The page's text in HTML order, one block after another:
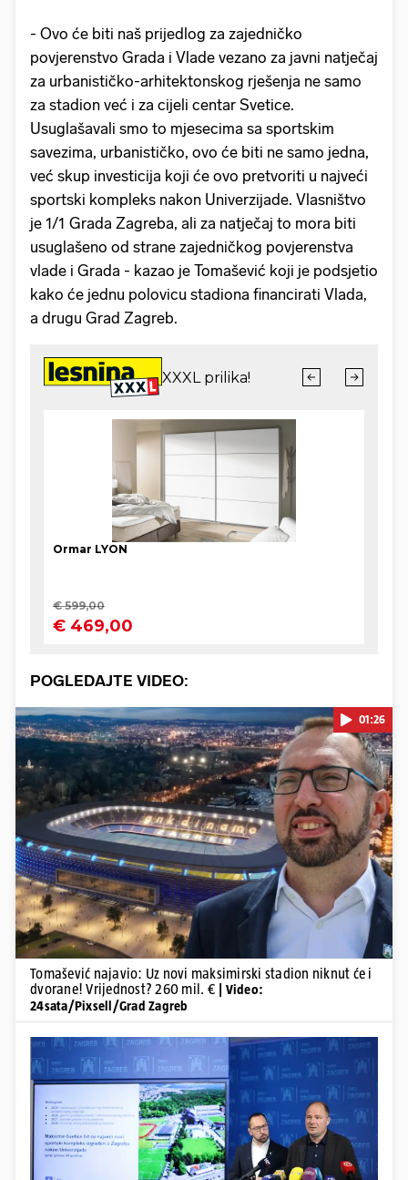
- Ovo će biti naš prijedlog za zajedničko
povjerenstvo Grada i Vlade vezano za javni natječaj
za urbanističko-arhitektonskog rješenja ne samo
za stadion već i za cijeli centar Svetice.
Usuglašavali smo to mjesecima sa sportskim
savezima, urbanističko, ovo će biti ne samo jedna,
već skup investicija koji će ovo pretvoriti u najveći
sportski kompleks nakon Univerzijade. Vlasništvo
je 1/1 Grada Zagreba, ali za natječaj to mora biti
usuglašeno od strane zajedničkog povjerenstva
vlade i Grada - kazao je Tomašević koji je podsjetio
kako će jednu polovicu stadiona financirati Vlada,
a drugu Grad Zagreb.
POGLEDAJTE VIDEO:
Pokretanje videa...
01:26
Tomašević najavio: Uz novi maksimirski stadion niknut će i
dvorane! Vrijednost? 260 mil. €
| Video:
24sata/Pixsell/Grad Zagreb